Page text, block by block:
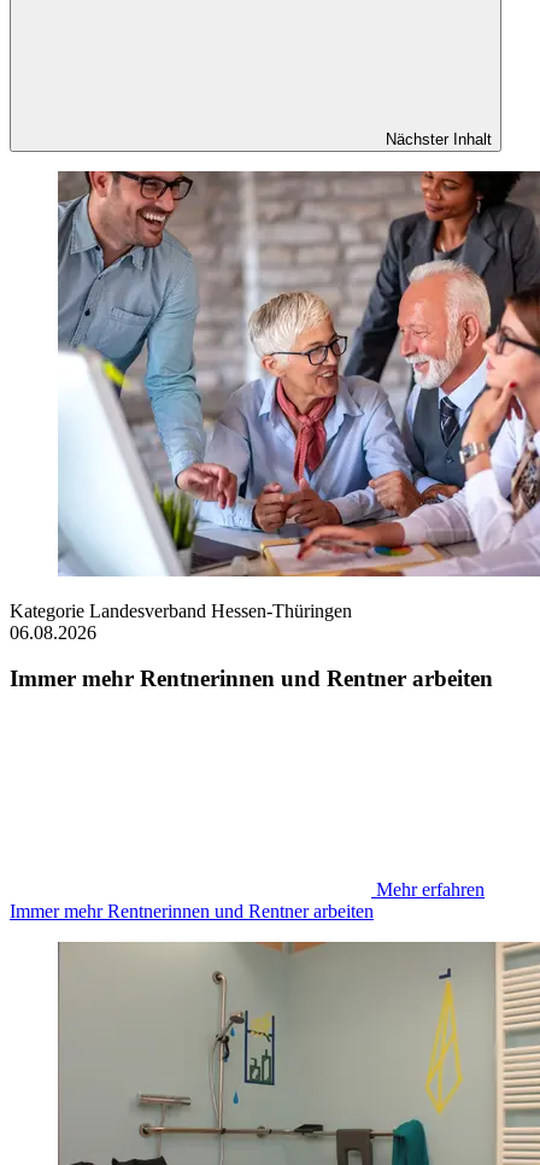
Nächster Inhalt
Kategorie Landesverband Hessen-Thüringen
06.08.2026
Immer mehr Rentnerinnen und Rentner arbeiten
Mehr erfahren
Immer mehr Rentnerinnen und Rentner arbeiten